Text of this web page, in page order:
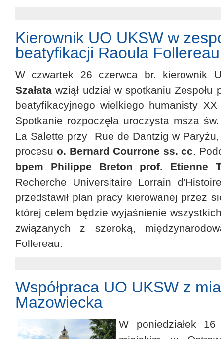
Kierownik UO UKSW w
beatyfikacji Raoula Follereau
W czwartek 26 czerwca br. kierownik
Szałatawziął udział w spotkaniu
beatyfikacyjnego wielkiego humanisty
Spotkanie rozpoczęła uroczysta msza
La Salette przy Rue de Dantzig w Paryżu,
procesu o. Bernard Courrone ss. cc.
bpem Philippe Breton prof. Etienne
Recherche Universitaire Lorrain
przedstawił plan pracy kierowanej przez
której celem będzie wyjaśnienie
związanych z szeroką,
Follereau.
Współpraca UO UKSW z
Mazowiecka
W poniedziałek